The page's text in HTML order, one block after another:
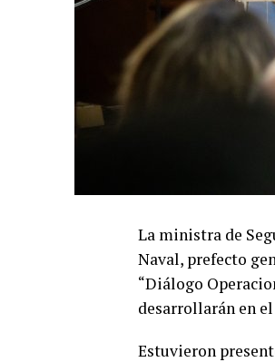
La ministra de
Naval, prefecto
“Diálogo
desarrollarán en
Estuvieron